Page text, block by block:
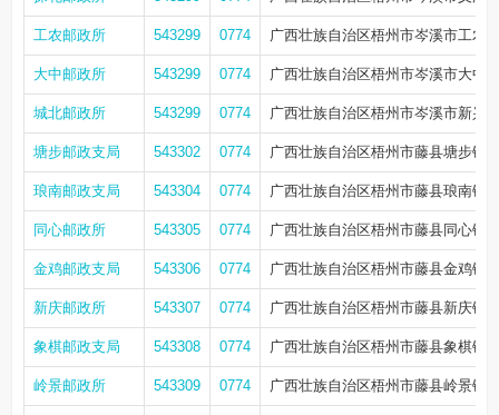
工农邮政所 543299 0774 广西壮族自治区梧州市岑溪市工农
大中邮政所 543299 0774 广西壮族自治区梧州市岑溪市大中
城北邮政所 543299 0774 广西壮族自治区梧州市岑溪市新兴
塘步邮政支局 543302 0774 广西壮族自治区梧州市藤县塘步镇
琅南邮政支局 543304 0774 广西壮族自治区梧州市藤县琅南镇
同心邮政所 543305 0774 广西壮族自治区梧州市藤县同心镇
金鸡邮政支局 543306 0774 广西壮族自治区梧州市藤县金鸡镇
新庆邮政所 543307 0774 广西壮族自治区梧州市藤县新庆镇
象棋邮政支局 543308 0774 广西壮族自治区梧州市藤县象棋镇
岭景邮政所 543309 0774 广西壮族自治区梧州市藤县岭景镇